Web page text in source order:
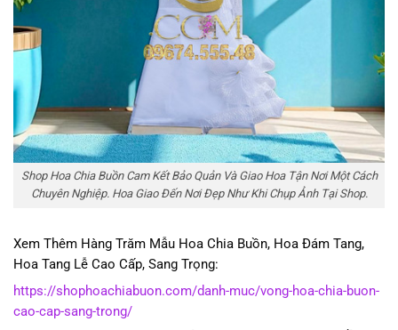
Shop Hoa Chia Buồn Cam Kết Bảo Quản Và Giao Hoa Tận Nơi Một Cách
Chuyên Nghiệp. Hoa Giao Đến Nơi Đẹp Như Khi Chụp Ảnh Tại Shop.
Xem Thêm Hàng Trăm Mẫu Hoa Chia Buồn, Hoa Đám Tang,
Hoa Tang Lễ Cao Cấp, Sang Trọng:
https://shophoachiabuon.com/danh-muc/vong-hoa-chia-buon-
cao-cap-sang-trong/